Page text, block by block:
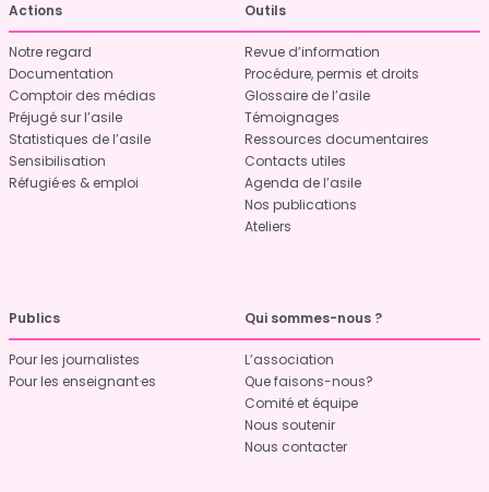
Actions
Notre regard
Documentation
Comptoir des médias
Préjugé sur l’asile
Statistiques de l’asile
Sensibilisation
Réfugié·es & emploi
Outils
Revue d’information
Procédure, permis et droits
Glossaire de l’asile
Témoignages
Ressources documentaires
Contacts utiles
Agenda de l’asile
Nos publications
Ateliers
Publics
Pour les journalistes
Pour les enseignant·es
Qui sommes-nous ?
L’association
Que faisons-nous?
Comité et équipe
Nous soutenir
Nous contacter